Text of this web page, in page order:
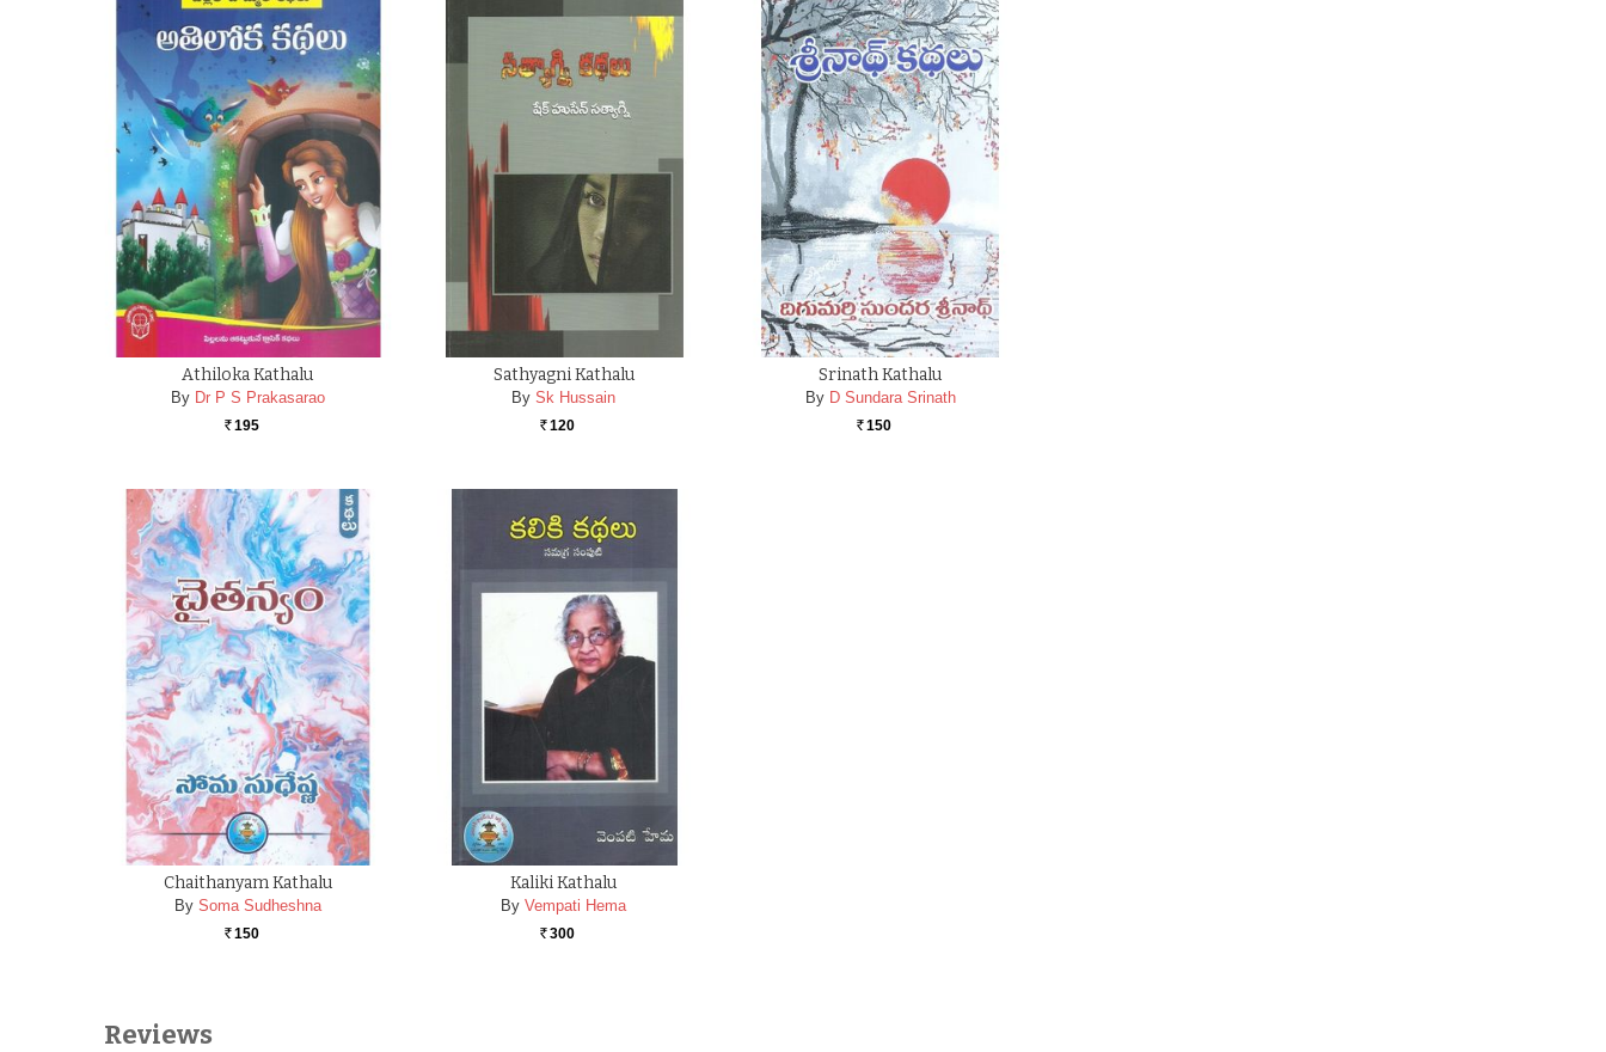
Athiloka Kathalu
By Dr P S Prakasarao
Rs. 195
Sathyagni Kathalu
By Sk Hussain
Rs. 120
Srinath Kathalu
By D Sundara Srinath
Rs. 150
Chaithanyam Kathalu
By Soma Sudheshna
Rs. 150
Kaliki Kathalu
By Vempati Hema
Rs. 300
Reviews